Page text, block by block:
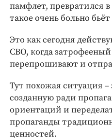
памфлет, превратился в
такое очень больно
Это как сегодня
СВО, когда
перепрошивают и
Тут похожая ситуация
созданную ради
ориентаций и
пропаганды
ценностей.